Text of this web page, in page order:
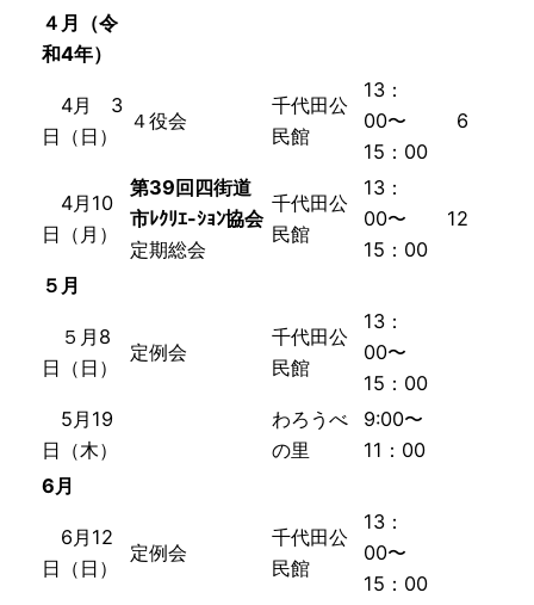
４月 （令
和4年）
4月 3
日（ 日 ）
４役会
千代田公
民館
13：
00〜
15：00
6
4月10
日 （月）
第39回四街道
市ﾚｸﾘｴ-ｼｮﾝ協会
定期総会
千代田公
民館
13：
00〜
15：00
12
５月
５月8
日（ 日 ）
定例会
千代田公
民館
13：
00〜
15：00
5月 19
日 （木）
わろうべ
の里
9:00〜
11：00
6月
6月12
日（日）
定例会
千代田公
民館
13：
00〜
15：00